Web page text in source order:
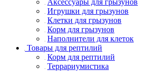
Игрушки для грызунов
Клетки для грызунов
Корм для грызунов
Наполнители для клеток
Товары для рептилий
Корм для рептилий
Террариумистика